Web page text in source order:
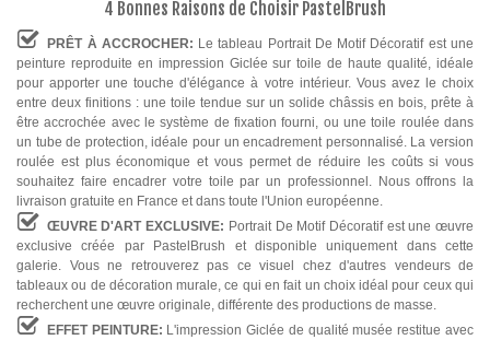
4 Bonnes Raisons de Choisir PastelBrush
PRÊT À ACCROCHER: Le tableau Portrait De Motif Décoratif est une
peinture reproduite en impression Giclée sur toile de haute qualité, idéale
pour apporter une touche d'élégance à votre intérieur. Vous avez le choix
entre deux finitions : une toile tendue sur un solide châssis en bois, prête à
être accrochée avec le système de fixation fourni, ou une toile roulée dans
un tube de protection, idéale pour un encadrement personnalisé. La version
roulée est plus économique et vous permet de réduire les coûts si vous
souhaitez faire encadrer votre toile par un professionnel. Nous offrons la
livraison gratuite en France et dans toute l'Union européenne.
ŒUVRE D'ART EXCLUSIVE: Portrait De Motif Décoratif est une œuvre
exclusive créée par PastelBrush et disponible uniquement dans cette
galerie. Vous ne retrouverez pas ce visuel chez d'autres vendeurs de
tableaux ou de décoration murale, ce qui en fait un choix idéal pour ceux qui
recherchent une œuvre originale, différente des productions de masse.
EFFET PEINTURE: L'impression Giclée de qualité musée restitue avec